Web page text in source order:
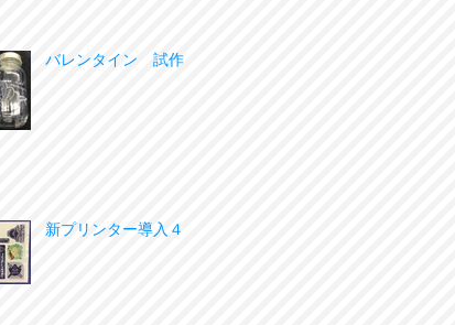
バレンタイン 試作
新プリンター導入４